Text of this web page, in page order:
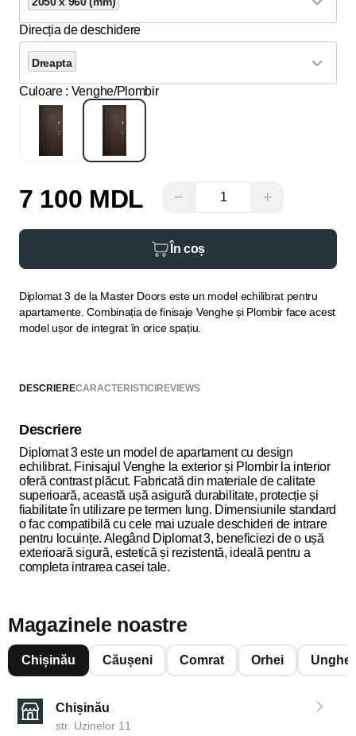
Direcția de deschidere
Dreapta
Culoare : Venghe/Plombir
7 100 MDL − +
În coș
Diplomat 3 de la Master Doors este un model echilibrat pentru
apartamente. Combinația de finisaje Venghe și Plombir face acest
model ușor de integrat în orice spațiu.
DESCRIERECARACTERISTICI REVIEWS
Descriere
Diplomat 3 este un model de apartament cu design
echilibrat. Finisajul Venghe la exterior și Plombir la interior
oferă contrast plăcut. Fabricată din materiale de calitate
superioară, această ușă asigură durabilitate, protecție și
fiabilitate în utilizare pe termen lung. Dimensiunile standard
o fac compatibilă cu cele mai uzuale deschideri de intrare
pentru locuințe. Alegând Diplomat 3, beneficiezi de o ușă
exterioară sigură, estetică și rezistentă, ideală pentru a
completa intrarea casei tale.
Magazinele noastre
Chișinău Căușeni Comrat Orhei
Chișinău
str. Uzinelor 11